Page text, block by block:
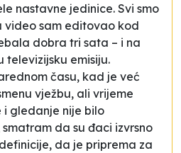
nastavne jedinice. Svi smo
video sam editovao kod
dobra tri sata – i na
televizijsku emisiju.
času, kad je već
vježbu, ali vrijeme
i gledanje nije bilo
da su đaci izvrsno
da je priprema za